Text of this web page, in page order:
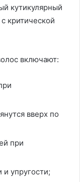
кутикулярный
критической
включают:
вверх по
при
и упругости;